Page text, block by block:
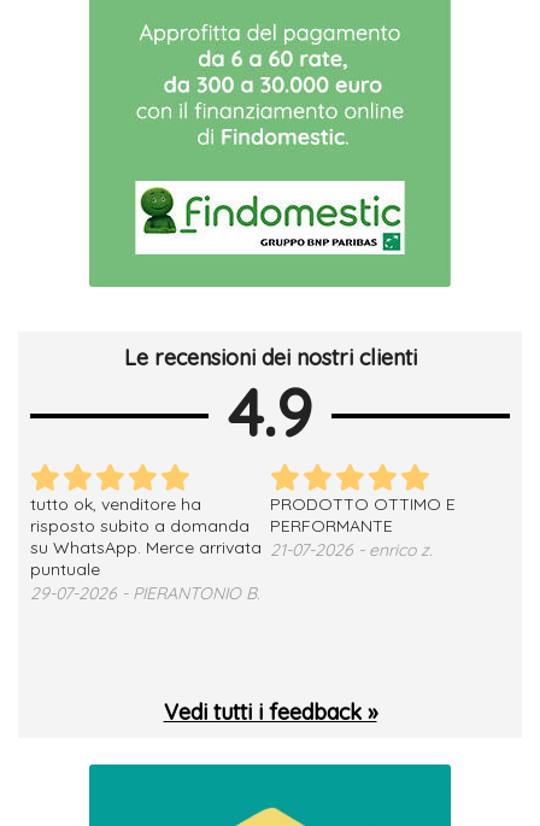
Le recensioni dei nostri clienti
4.9
tutto ok, venditore ha
risposto subito a domanda
su WhatsApp. Merce arrivata
puntuale
29-07-2026 - PIERANTONIO B.
PRODOTTO OTTIMO E
PERFORMANTE
21-07-2026 - enrico z.
Vedi tutti i feedback »